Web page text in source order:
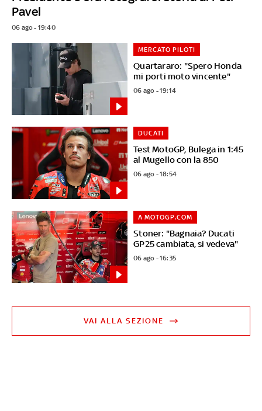
Pavel
06 ago - 19:40
Quartararo: "Spero Honda
mi porti moto vincente"
MERCATO PILOTI
06 ago - 19:14
Test MotoGP, Bulega in 1:45
al Mugello con la 850
DUCATI
06 ago - 18:54
Stoner: "Bagnaia? Ducati
GP25 cambiata, si vedeva"
A MOTOGP.COM
06 ago - 16:35
VAI ALLA SEZIONE